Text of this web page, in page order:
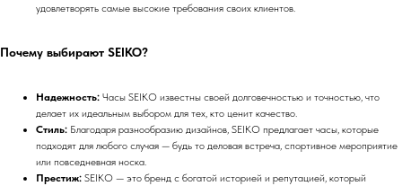
удовлетворять самые высокие требования своих клиентов.
Почему выбирают SEIKO?
Надежность: Часы SEIKO известны своей долговечностью и точностью, что
делает их идеальным выбором для тех, кто ценит качество.
Стиль: Благодаря разнообразию дизайнов, SEIKO предлагает часы, которые
подходят для любого случая — будь то деловая встреча, спортивное мероприятие
или повседневная носка.
Престиж: SEIKO — это бренд с богатой историей и репутацией, который